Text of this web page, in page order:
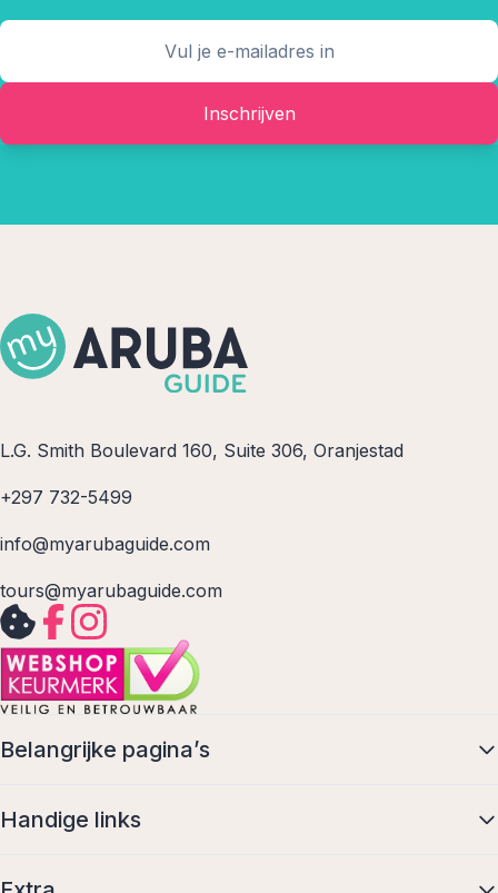
Inschrijven
L.G. Smith Boulevard 160, Suite 306, Oranjestad
+297 732-5499
info@myarubaguide.com
tours@myarubaguide.com
Belangrijke pagina’s
Handige links